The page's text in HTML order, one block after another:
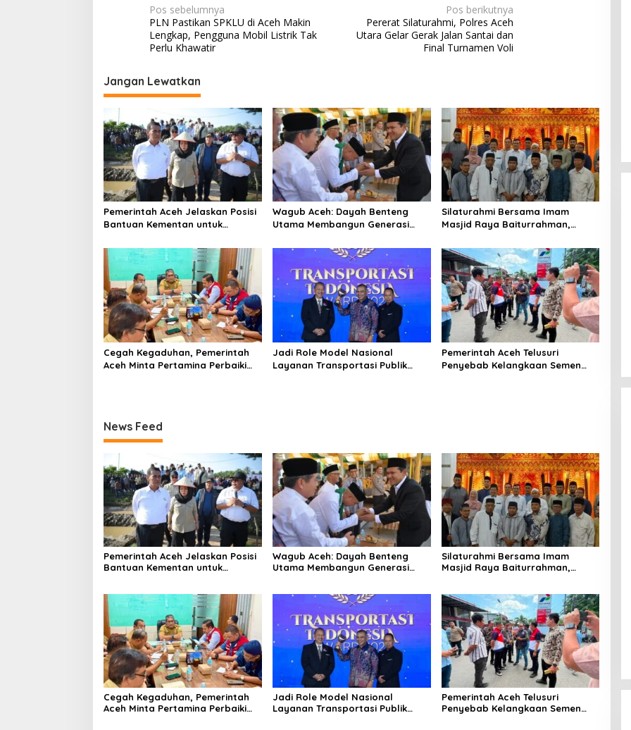
N
a
v
i
g
a
s
i
p
o
s
Pos sebelumnya
PLN Pastikan SPKLU di Aceh Makin
Lengkap, Pengguna Mobil Listrik Tak
Perlu Khawatir
Pos berikutnya
Pererat Silaturahmi, Polres Aceh
Utara Gelar Gerak Jalan Santai dan
Final Turnamen Voli
Jangan Lewatkan
Pemerintah Aceh Jelaskan Posisi
Bantuan Kementan untuk
‎Wagub Aceh: Dayah Benteng
Utama Membangun Generasi
‎Silaturahmi Bersama Imam
Masjid Raya Baiturrahman,
dengan Ulama
Cegah Kegaduhan, Pemerintah
Aceh Minta Pertamina Perbaiki
Jadi Role Model Nasional
Layanan Transportasi Publik
Pemerintah Aceh Telusuri
Penyebab Kelangkaan Semen
News Feed
Pemerintah Aceh Jelaskan Posisi
Bantuan Kementan untuk
‎Wagub Aceh: Dayah Benteng
Utama Membangun Generasi
‎Silaturahmi Bersama Imam
Masjid Raya Baiturrahman,
Cegah Kegaduhan, Pemerintah
Aceh Minta Pertamina Perbaiki
Jadi Role Model Nasional
Layanan Transportasi Publik
Pemerintah Aceh Telusuri
Penyebab Kelangkaan Semen